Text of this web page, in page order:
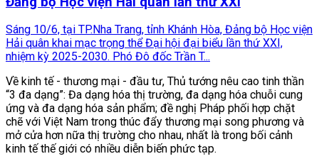
Sáng 10/6, tại TP.Nha Trang, tỉnh Khánh Hòa, Đảng bộ Học viện
Hải quân khai mạc trọng thể Đại hội đại biểu lần thứ XXI,
nhiệm kỳ 2025-2030. Phó Đô đốc Trần T...
Về kinh tế - thương mại - đầu tư, Thủ tướng nêu cao tinh thần
“3 đa dạng”: Đa dạng hóa thị trường, đa dạng hóa chuỗi cung
ứng và đa dạng hóa sản phẩm; đề nghị Pháp phối hợp chặt
chẽ với Việt Nam trong thúc đẩy thương mại song phương và
mở cửa hơn nữa thị trường cho nhau, nhất là trong bối cảnh
kinh tế thế giới có nhiều diễn biến phức tạp.